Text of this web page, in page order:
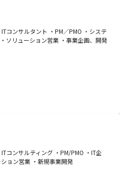
コンサルタント ・PM／PMO ・システ
ソリューション営業 ・事業企画、開発
コンサルティング ・PM/PMO ・IT企
ョン営業 ・新規事業開発